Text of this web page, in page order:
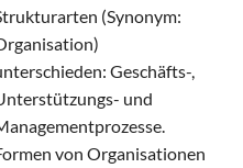
(Synonym:
Geschäfts-,
und
von Organisationen